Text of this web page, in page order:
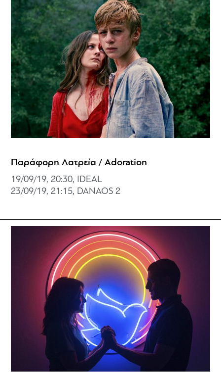
Παράφορη Λατρεία / Adoration
19/09/19, 20:30, IDEAL
23/09/19, 21:15, DANAOS 2